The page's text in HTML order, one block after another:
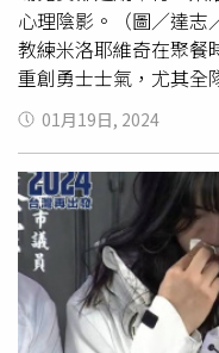
心理陰影。（圖／達志
教練米洛耶維奇在聚餐
重創勇士士氣，尤其全
報》
雷拖尼
多人目睹助教倒下，
耶維奇過去曾是塞爾維
利（Charles Barkley）
呼他叫「Decky」，本
如今發生這樣的憾事讓
（Steve Kerr）事後對
有關的每個人都是極為
識的人中，最正向和美
01月19日, 2024